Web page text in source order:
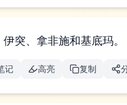
突、拿非施和基底玛。
记 高亮 复制